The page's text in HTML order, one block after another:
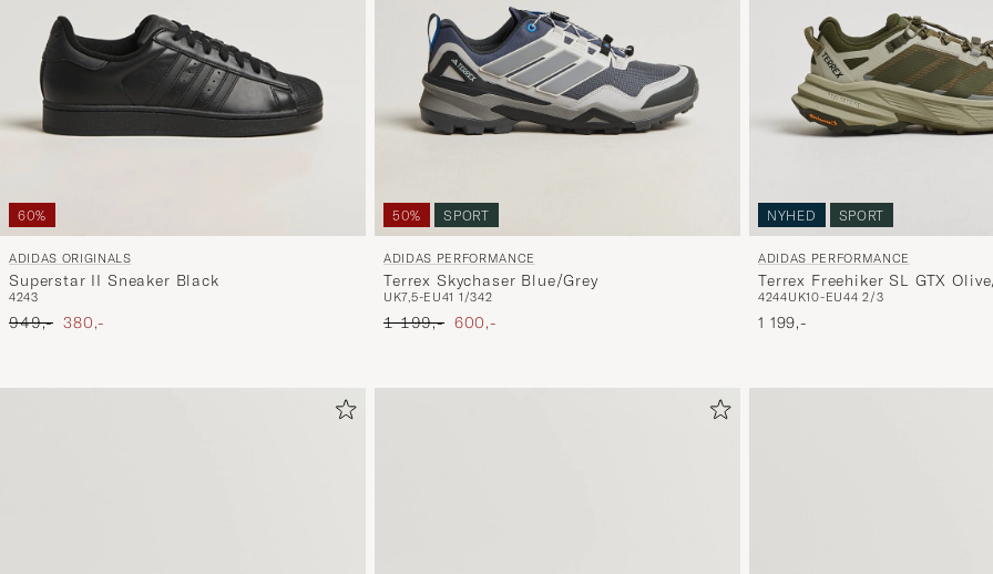
60%
ADIDAS ORIGINALS
Superstar II Sneaker Black
4243
Ordinary pris
949,- Nedsat pris
380,-
50% SPORT
ADIDAS PERFORMANCE
Terrex Skychaser Blue/Grey
UK7,5-EU41 1/342
Ordinary pris
1 199,- Nedsat pris
600,-
NYHED SPORT
ADIDAS PERFORMANCE
Terrex Freehiker SL GTX
4244UK10-EU44 2/3
1 199,-